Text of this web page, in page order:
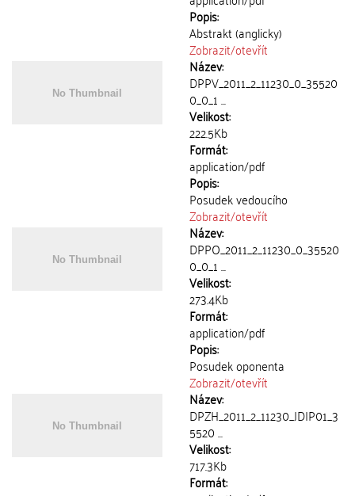
Popis:
Abstrakt (anglicky)
Zobrazit/otevřít
Název:
DPPV_2011_2_11230_0_35520
0_0_1 ...
Velikost:
222.5Kb
Formát:
application/pdf
Popis:
Posudek vedoucího
Zobrazit/otevřít
Název:
DPPO_2011_2_11230_0_35520
0_0_1 ...
Velikost:
273.4Kb
Formát:
application/pdf
Popis:
Posudek oponenta
Zobrazit/otevřít
Název:
DPZH_2011_2_11230_JDIP01_3
5520 ...
Velikost:
717.3Kb
Formát: